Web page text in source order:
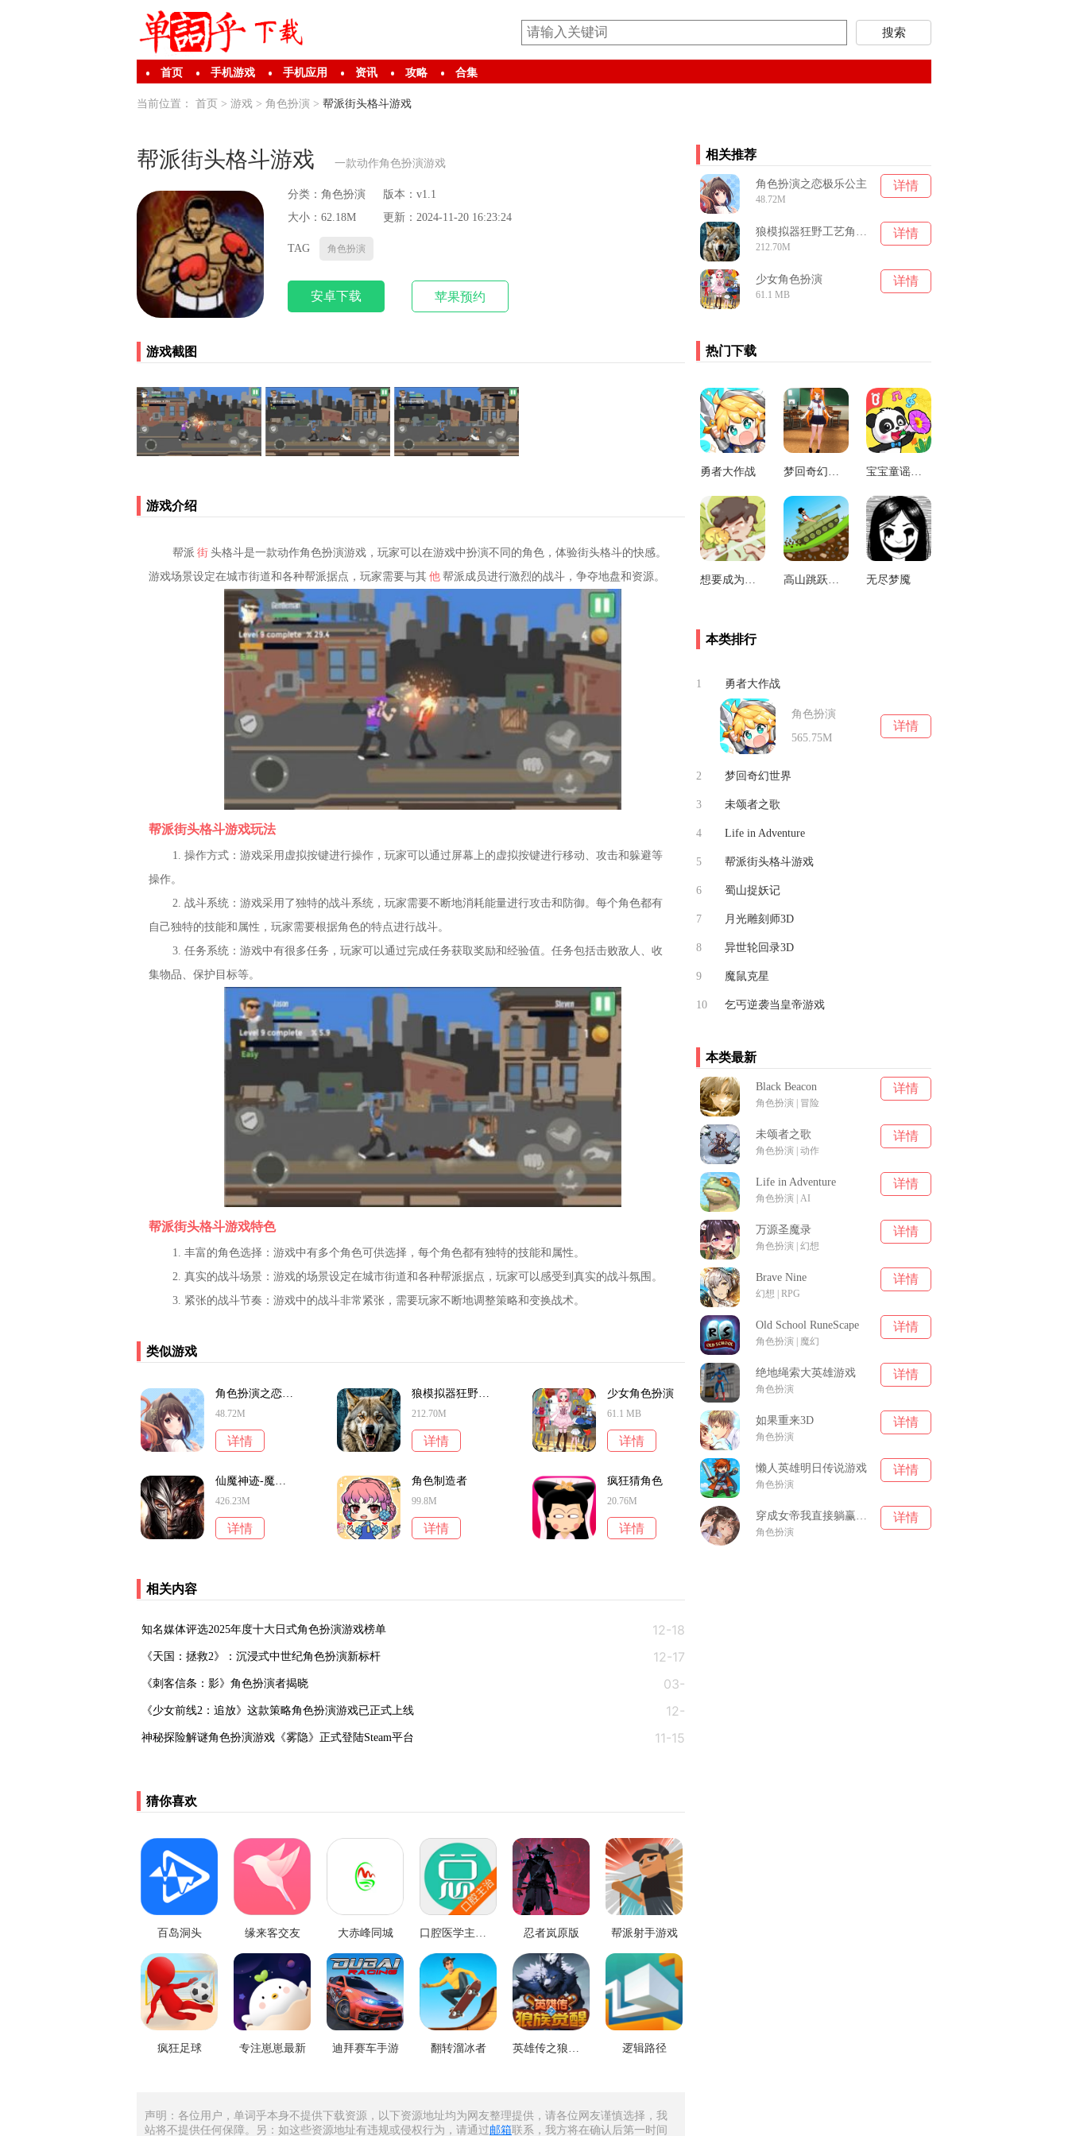
首页 手机游戏 手机应用 资讯 攻略 合集
当前位置： 首页 > 游戏 > 角色扮演 > 帮派街头格斗游戏
帮派街头格斗游戏 一款动作角色扮演游戏
分类： 角色扮演
版本：v1.1
大小：62.18M
更新：2024-11-20 16:23:24
TAG 角色扮演
安卓下载 苹果预约
游戏截图
游戏介绍
帮派 街 头格斗是一款动作角色扮演游戏，玩家可以在游戏中扮演不同的角色，体验街头格斗的快感。
游戏场景设定在城市街道和各种帮派据点，玩家需要与其 他 帮派成员进行激烈的战斗，争夺地盘和资源。
帮派街头格斗游戏玩法
1. 操作方式：游戏采用虚拟按键进行操作，玩家可以通过屏幕上的虚拟按键进行移动、攻击和躲避等
操作。
2. 战斗系统：游戏采用了独特的战斗系统，玩家需要不断地消耗能量进行攻击和防御。每个角色都有
自己独特的技能和属性，玩家需要根据角色的特点进行战斗。
3. 任务系统：游戏中有很多任务，玩家可以通过完成任务获取奖励和经验值。任务包括击败敌人、收
集物品、保护目标等。
帮派街头格斗游戏特色
1. 丰富的角色选择：游戏中有多个角色可供选择，每个角色都有独特的技能和属性。
2. 真实的战斗场景：游戏的场景设定在城市街道和各种帮派据点，玩家可以感受到真实的战斗氛围。
3. 紧张的战斗节奏：游戏中的战斗非常紧张，需要玩家不断地调整策略和变换战术。
类似游戏
角色扮演之恋极乐公主
48.72M
详情
狼模拟器狂野工艺角色扮演游戏
212.70M
详情
少女角色扮演
61.1 MB
详情
仙魔神迹-魔幻角色扮演
426.23M
详情
角色制造者
99.8M
详情
疯狂猜角色
20.76M
详情
相关内容
‌知名媒体评选2025年度十大日式角色扮演游戏榜单‌ 12-18
‌《天国：拯救2》：沉浸式中世纪角色扮演新标杆 12-17
《刺客信条：影》角色扮演者揭晓
03-
26
《少女前线2：追放》这款策略角色扮演游戏已正式上线
12-
05
神秘探险解谜角色扮演游戏《雾隐》正式登陆Steam平台 11-15
猜你喜欢
百岛洞头 缘来客交友 大赤峰同城 口腔医学主治医师考试 忍者岚原版 帮派射手游戏
疯狂足球 专注崽崽最新 迪拜赛车手游 翻转溜冰者 英雄传之狼族觉醒 逻辑路径
声明：各位用户，单词乎本身不提供下载资源，以下资源地址均为网友整理提供，请各位网友谨慎选择，我
站将不提供任何保障。另：如这些资源地址有违规或侵权行为，请通过邮箱联系，我方将在确认后第一时间
相关推荐
角色扮演之恋极乐公主
48.72M
详情
狼模拟器狂野工艺角色扮演游戏
212.70M
详情
少女角色扮演
61.1 MB
详情
热门下载
勇者大作战 梦回奇幻世界 宝宝童谣宝宝巴士
想要成为猫游戏 高山跳跃赛车最新版 无尽梦魇
本类排行
1 勇者大作战
角色扮演
565.75M
详情
2 梦回奇幻世界
162.5M
3 未颂者之歌
角色扮演
610M
4 Life in Adventure
角色扮演
5 帮派街头格斗游戏
62.18M
6 蜀山捉妖记
角色扮演
73.98M
7 月光雕刻师3D
角色扮演
8 异世轮回录3D
93.04M
9 魔鼠克星
角色扮演
10 乞丐逆袭当皇帝游戏
本类最新
Black Beacon
角色扮演 | 冒险
详情
未颂者之歌
角色扮演 | 动作
详情
Life in Adventure
角色扮演 | AI
详情
万源圣魔录
角色扮演 | 幻想
详情
Brave Nine
幻想 | RPG
详情
Old School RuneScape
角色扮演 | 魔幻
详情
绝地绳索大英雄游戏
角色扮演
详情
如果重来3D
角色扮演
详情
懒人英雄明日传说游戏
角色扮演
详情
穿成女帝我直接躺赢游戏
角色扮演
详情